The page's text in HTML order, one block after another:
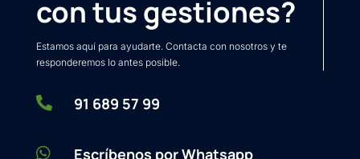
con tus gestiones?
Estamos aquí para ayudarte. Contacta con nosotros y te
responderemos lo antes posible.
 91 689 57 99
 Escríbenos por Whatsapp